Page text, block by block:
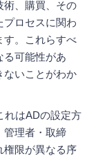
術、購買、その
プロセスに関わ
す。これらすべ
る可能性があ
ないことがわか
れはADの設定方
管理者・取締
権限が異なる序